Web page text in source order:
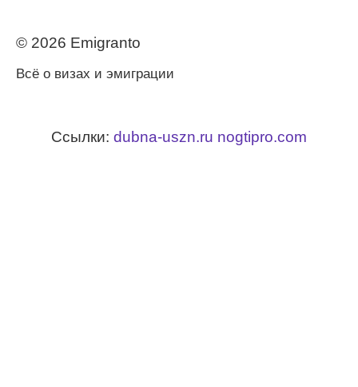
© 2026 Еmigranto
Всё о визах и эмиграции
Ссылки: dubna-uszn.ru nogtipro.com